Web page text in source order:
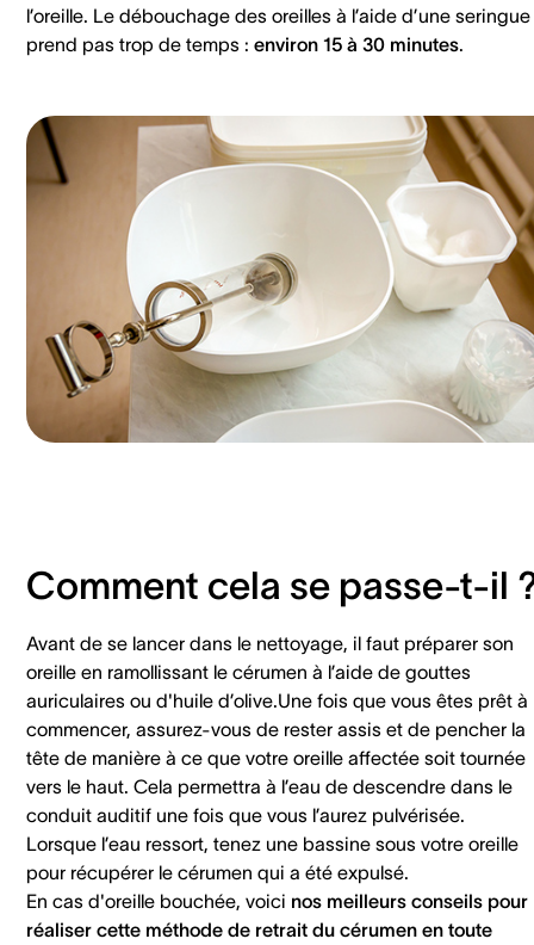
l’oreille. Le débouchage des oreilles à l’aide d’une
prend pas trop de temps : environ 15 à 30 minutes.
Comment cela se passe-t-il
Avant de se lancer dans le nettoyage, il faut préparer son
oreille en ramollissant le cérumen à l’aide de gouttes
auriculaires ou d'huile d’olive.Une fois que vous êtes prêt à
commencer, assurez-vous de rester assis et de pencher la
tête de manière à ce que votre oreille affectée soit tournée
vers le haut. Cela permettra à l’eau de descendre dans le
conduit auditif une fois que vous l’aurez pulvérisée.
Lorsque l’eau ressort, tenez une bassine sous votre oreille
pour récupérer le cérumen qui a été expulsé.
En cas d'oreille bouchée, voici nos meilleurs conseils pour
réaliser cette méthode de retrait du cérumen en toute